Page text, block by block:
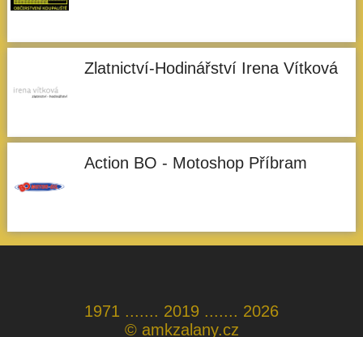
Zlatnictví-Hodinářství Irena Vítková
Action BO - Motoshop Příbram
1971 ....... 2019 ....... 2026
© amkzalany.cz